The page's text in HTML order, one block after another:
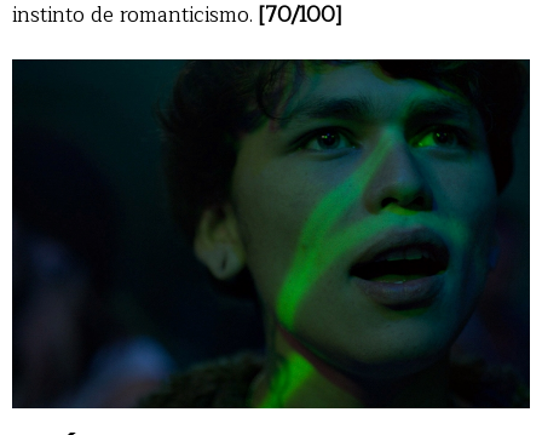
instinto de romanticismo. [70/100]